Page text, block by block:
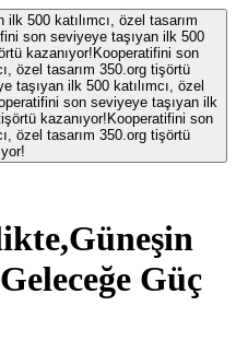
500 katılımcı, özel tasarım
son seviyeye taşıyan ilk 500
kazanıyor! Kooperatifini son
özel tasarım 350.org tişörtü
taşıyan ilk 500 katılımcı, özel
son seviyeye taşıyan ilk
kazanıyor! Kooperatifini son
özel tasarım 350.org tişörtü
Güneşin
Güç